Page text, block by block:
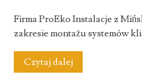
Firma ProEko Instalacje z
zakresie montażu systemów
Czytaj dalejKlimatyzacja